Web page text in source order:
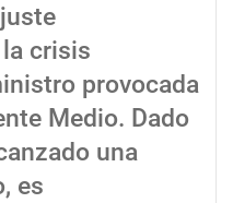
crisis
provocada
Medio. Dado
una
es